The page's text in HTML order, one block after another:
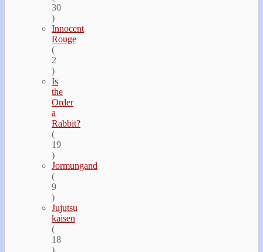
30
)
Innocent
Rouge
(
2
)
Is
the
Order
a
Rabbit?
(
19
)
Jormungand
(
9
)
Jujutsu
kaisen
(
18
)